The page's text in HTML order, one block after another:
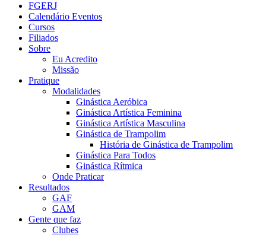
FGERJ
Calendário Eventos
Cursos
Filiados
Sobre
Eu Acredito
Missão
Pratique
Modalidades
Ginástica Aeróbica
Ginástica Artística Feminina
Ginástica Artística Masculina
Ginástica de Trampolim
História de Ginástica de Trampolim
Ginástica Para Todos
Ginástica Rítmica
Onde Praticar
Resultados
GAF
GAM
Gente que faz
Clubes